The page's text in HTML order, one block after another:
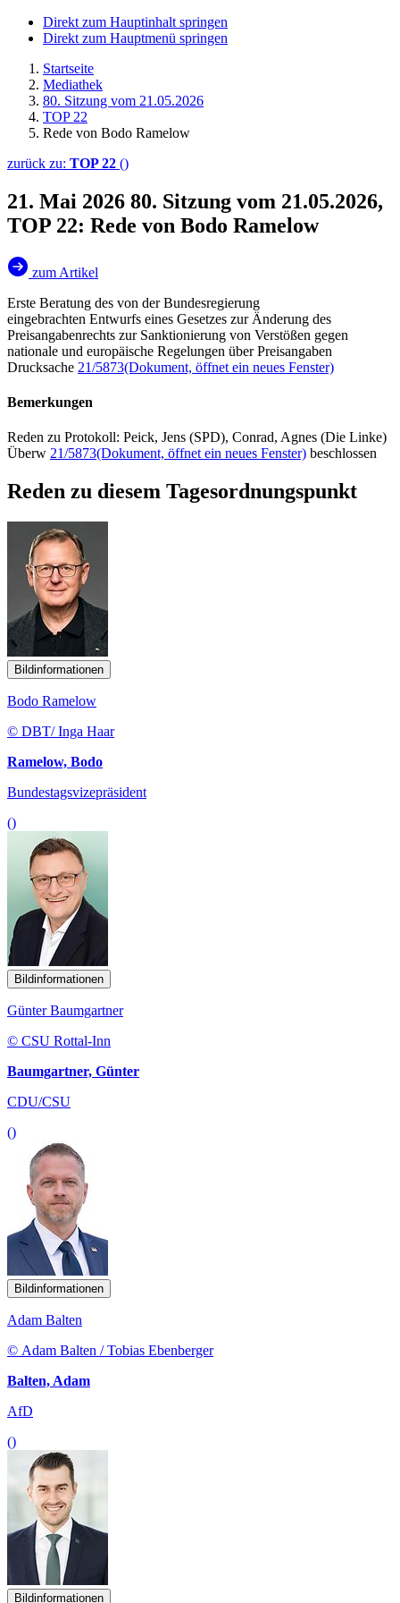
Direkt zum Hauptinhalt springen
Direkt zum Hauptmenü springen
Startseite
Mediathek
80. Sitzung vom 21.05.2026
TOP 22
Rede von Bodo Ramelow
zurück zu: TOP 22 ()
21. Mai 2026 80. Sitzung vom 21.05.2026,
TOP 22: Rede von Bodo Ramelow
zum Artikel
Erste Beratung des von der Bundesregierung
eingebrachten Entwurfs eines Gesetzes zur Änderung des
Preisangabenrechts zur Sanktionierung von Verstößen gegen
nationale und europäische Regelungen über Preisangaben
Drucksache 21/5873(Dokument, öffnet ein neues Fenster)
Bemerkungen
Reden zu Protokoll: Peick, Jens (SPD), Conrad, Agnes (Die Linke)
Überw 21/5873(Dokument, öffnet ein neues Fenster) beschlossen
Reden zu diesem Tagesordnungspunkt
Bildinformationen
Bodo Ramelow
© DBT/ Inga Haar
Ramelow, Bodo
Bundestagsvizepräsident
()
Bildinformationen
Günter Baumgartner
© CSU Rottal-Inn
Baumgartner, Günter
CDU/CSU
()
Bildinformationen
Adam Balten
© Adam Balten / Tobias Ebenberger
Balten, Adam
AfD
()
Bildinformationen